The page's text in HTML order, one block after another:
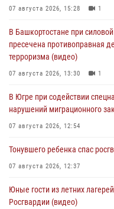
07 августа 2026, 15:28 1
В Башкортостане при
пресечена противоправная
терроризма (видео)
07 августа 2026, 13:30 1
В Югре при содействии
нарушений миграционного
07 августа 2026, 12:54
Тонувшего ребенка спас
07 августа 2026, 12:37
Юные гости из летних
Росгвардии (видео)